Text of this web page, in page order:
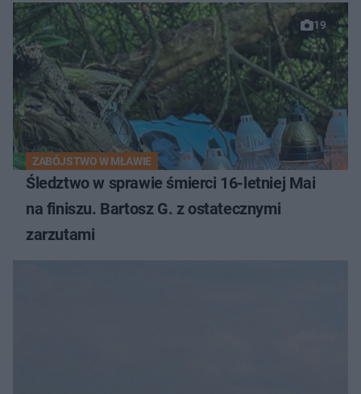
19
ZABÓJSTWO W MŁAWIE
Śledztwo w sprawie śmierci 16-letniej Mai
na finiszu. Bartosz G. z ostatecznymi
zarzutami